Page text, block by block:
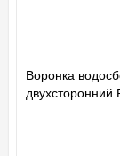
Воронка
двухсторонний